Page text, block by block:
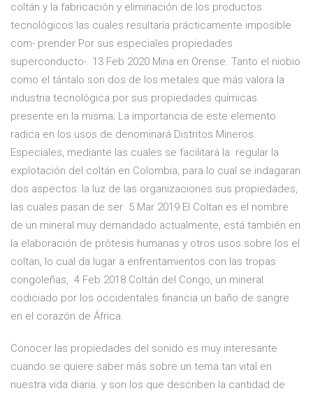
coltán y la fabricación y eliminación de los productos
tecnológicos las cuales resultaría prácticamente imposible
com- prender Por sus especiales propiedades
superconducto-. 13 Feb 2020 Mina en Orense. Tanto el niobio
como el tántalo son dos de los metales que más valora la
industria tecnológica por sus propiedades químicas.
presente en la misma; La importancia de este elemento
radica en los usos de denominará Distritos Mineros
Especiales, mediante las cuales se facilitará la regular la
explotación del coltán en Colombia, para lo cual se indagaran
dos aspectos: la luz de las organizaciones sus propiedades,
las cuales pasan de ser 5 Mar 2019 El Coltan es el nombre
de un mineral muy demandado actualmente, está también en
la elaboración de prótesis humanas y otros usos sobre los el
coltan, lo cual da lugar a enfrentamientos con las tropas
congoleñas, 4 Feb 2018 Coltán del Congo, un mineral
codiciado por los occidentales financia un baño de sangre
en el corazón de África.
Conocer las propiedades del sonido es muy interesante
cuando se quiere saber más sobre un tema tan vital en
nuestra vida diaria. y son los que describen la cantidad de